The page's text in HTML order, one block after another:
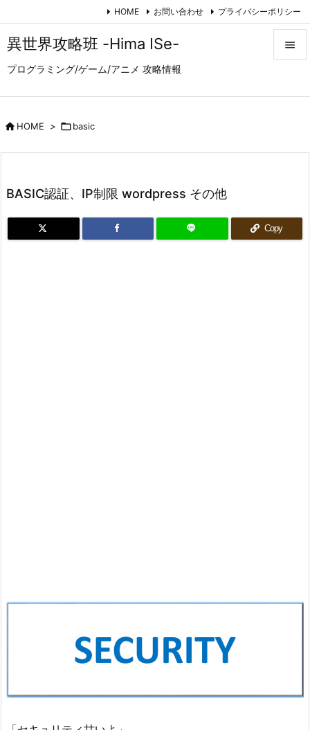
異世界攻略班 -Hima ISe-
プログラミング/ゲーム/アニメ 攻略情報


検索
HOME お問い合わせ プライバシーポリシー
HOME > basic
BASIC認証、IP制限 wordpress その他
Copy